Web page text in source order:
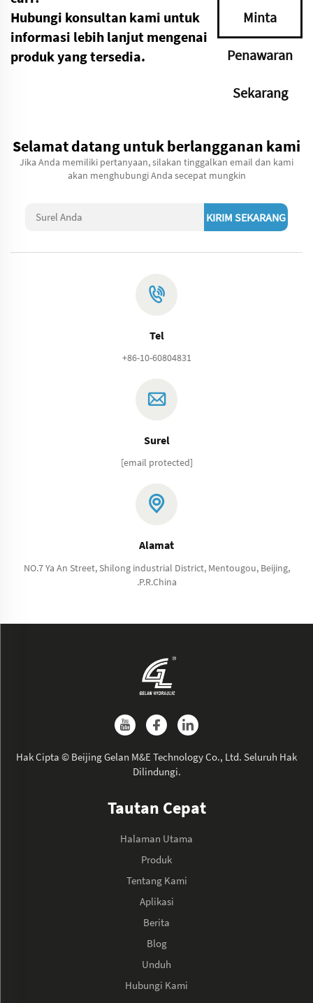
Hubungi konsultan kami untuk
informasi lebih lanjut mengenai
produk yang tersedia.
Minta
Penawaran
Sekarang
Selamat datang untuk berlangganan kami
Jika Anda memiliki pertanyaan, silakan tinggalkan email dan kami
akan menghubungi Anda secepat mungkin
KIRIM SEKARANG
Tel
+86-10-60804831
Surel
[email protected]
Alamat
NO.7 Ya An Street, Shilong industrial District, Mentougou, Beijing,
.P.R.China
Hak Cipta © Beijing Gelan M&E Technology Co., Ltd. Seluruh Hak
Dilindungi.
Tautan Cepat
Halaman Utama
Produk
Tentang Kami
Aplikasi
Berita
Blog
Unduh
Hubungi Kami